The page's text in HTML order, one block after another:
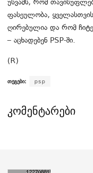
უსვამს, რომ
ფასეულობა,
ღირებულია და რომ
– აცხადებენ PSP-ში.
(R)
თეგები: psp
კომენტარები